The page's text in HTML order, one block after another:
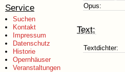
Service
Suchen
Kontakt
Impressum
Datenschutz
Historie
Opernhäuser
Veranstaltungen
Opus:
Text:
Textdichter: